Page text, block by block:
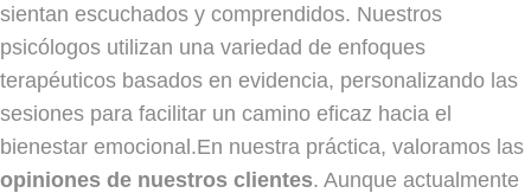
sientan escuchados y comprendidos. Nuestros
psicólogos utilizan una variedad de enfoques
terapéuticos basados en evidencia, personalizando las
sesiones para facilitar un camino eficaz hacia el
bienestar emocional.En nuestra práctica, valoramos las
opiniones de nuestros clientes. Aunque actualmente